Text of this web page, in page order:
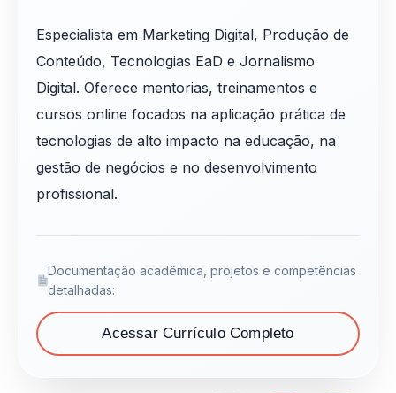
Especialista em Marketing Digital, Produção de
Conteúdo, Tecnologias EaD e Jornalismo
Digital. Oferece mentorias, treinamentos e
cursos online focados na aplicação prática de
tecnologias de alto impacto na educação, na
gestão de negócios e no desenvolvimento
profissional.
Documentação acadêmica, projetos e competências
detalhadas:
Acessar Currículo Completo